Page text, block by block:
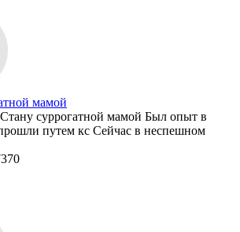
мамой
Стану суррогатной мамой Был опыт в
путем кс Сейчас в неспешном